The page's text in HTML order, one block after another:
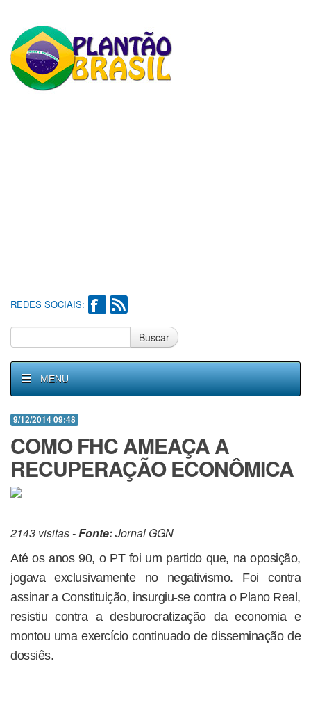
REDES SOCIAIS:
Buscar
MENU
9/12/2014 09:48
COMO FHC AMEAÇA A
RECUPERAÇÃO ECONÔMICA
2143 visitas -Fonte:Jornal GGN
Até os anos 90, o PT foi um partido que, na oposição,
jogava exclusivamente no negativismo. Foi contra
assinar a Constituição, insurgiu-se contra o Plano Real,
resistiu contra a desburocratização da economia e
montou uma exercício continuado de disseminação de
dossiês.